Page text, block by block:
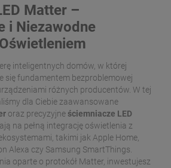
Matter –
i Niezawodne
inteligentnych domów, w której
się fundamentem bezproblemowej
różnych producentów. W tej
dla Ciebie zaawansowane
oraz precyzyjne ściemniacze LED
na pełną integrację oświetlenia z
takimi jak Apple Home,
Alexa czy Samsung SmartThings.
oparte o protokół Matter, inwestujesz